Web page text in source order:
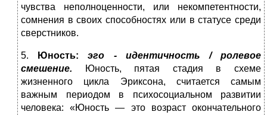
чувства неполноценности, или некомпетентности,
сомнения в своих способностях или в статусе среди
сверстников.
5. Юность:эго - идентичность / ролевое
смешение.
Юность, пятая стадия в схеме
жизненного цикла Эриксона, считается самым
важным периодом в психосоциальном развитии
человека: «Юность — это возраст окончательного